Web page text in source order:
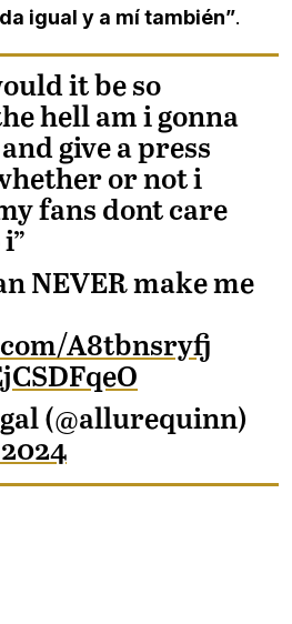
igual y a mí también”.
it be so
hell am i gonna
give a press
or not i
fans dont care
NEVER make me
A8tbnsryfj
(@allurequinn)